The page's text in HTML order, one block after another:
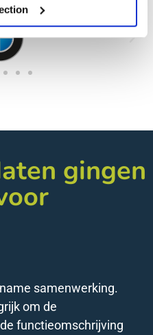
gingen
samenwerking.
om de
functieomschrijving